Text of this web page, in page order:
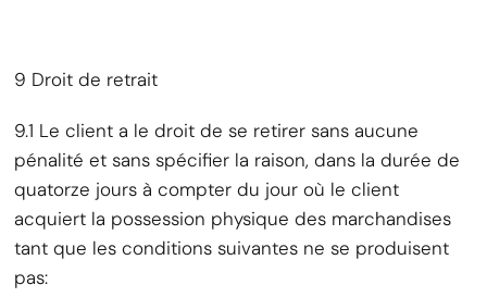
9 Droit de retrait
9.1 Le client a le droit de se retirer sans aucune
pénalité et sans spécifier la raison, dans la durée de
quatorze jours à compter du jour où le client
acquiert la possession physique des marchandises
tant que les conditions suivantes ne se produisent
pas: